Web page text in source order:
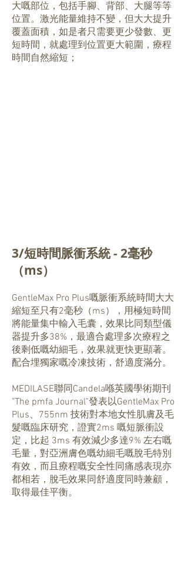
大嘅部位，包括手腳、背部、大腿等等
位置。激光能量維持不變，但大大提升
覆蓋面積，如是者只需要更少發數、更
短時間，就處理到位置更大範圍，療程
時間自然縮短；
3/短時間脈衝系統 - 2毫秒
（ms）
GentleMax Pro Plus嘅脈衝系統時間大大
縮短至只有2毫秒（ms），用極短時間
將能量集中輸入毛囊，效果比同類型儀
器提升多38%，最適合處理多次療程之
後剩低嘅幼細毛，效果就更快更顯著。
配合埋獨家嘅冷凍技術，舒適度滿分。
MEDILASE聯同Candela喺英國學術期刊
"The pmfa Journal"發表以GentleMax Pro
Plus、755nm 技術對本地女性肌膚及毛
髮嘅臨床研究，證實2ms 嘅短脈衝設
定，比起 3ms 有效減少多達9% 左右嘅
毛量，對亞洲膚色嘅幼細毛嘅脫毛特別
有效，而且療程嘅安全性同痛感表現亦
都相若，脫毛效果同舒適度同時兼顧，
取得最佳平衡。